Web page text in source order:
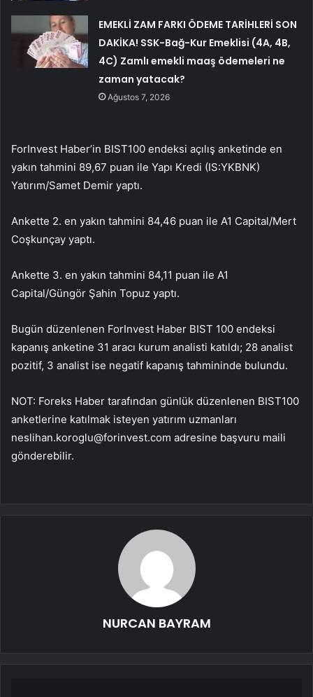
EMEKLİ ZAM FARKI ÖDEME TARİHLERİ SON
DAKİKA! SSK-Bağ-Kur Emeklisi (4A, 4B,
4C) Zamlı emekli maaş ödemeleri ne
zaman yatacak?
Ağustos 7, 2026
ForInvest Haber’in BIST100 endeksi açılış anketinde en
yakın tahmini 89,67 puan ile Yapı Kredi (IS:YKBNK)
Yatırım/Samet Demir yaptı.
Ankette 2. en yakın tahmini 84,46 puan ile A1 Capital/Mert
Coşkunçay yaptı.
Ankette 3. en yakın tahmini 84,11 puan ile A1
Capital/Güngör Şahin Topuz yaptı.
Bugün düzenlenen ForInvest Haber BIST 100 endeksi
kapanış anketine 31 aracı kurum analisti katıldı; 28 analist
pozitif, 3 analist ise negatif kapanış tahmininde bulundu.
NOT: Foreks Haber tarafından günlük düzenlenen BIST100
anketlerine katılmak isteyen yatırım uzmanları
neslihan.koroglu@forinvest.com adresine başvuru maili
gönderebilir.
NURCAN BAYRAM